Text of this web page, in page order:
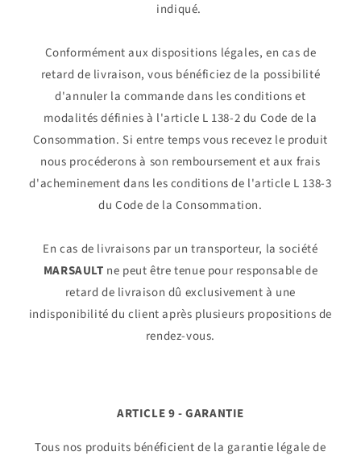
indiqué.
Conformément aux dispositions légales, en cas de
retard de livraison, vous bénéficiez de la possibilité
d'annuler la commande dans les conditions et
modalités définies à l'article L 138-2 du Code de la
Consommation. Si entre temps vous recevez le produit
nous procéderons à son remboursement et aux frais
d'acheminement dans les conditions de l'article L 138-3
du Code de la Consommation.
En cas de livraisons par un transporteur, la société
MARSAULT ne peut être tenue pour responsable de
retard de livraison dû exclusivement à une
indisponibilité du client après plusieurs propositions de
rendez-vous.
ARTICLE 9 - GARANTIE
Tous nos produits bénéficient de la garantie légale de